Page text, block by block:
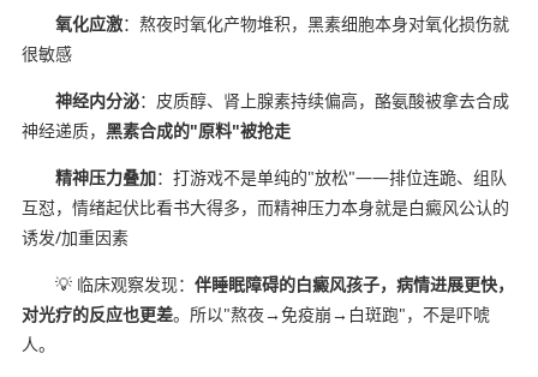
氧化应激：熬夜时氧化产物堆积，黑素细胞本身对氧化损伤就
很敏感
神经内分泌：皮质醇、肾上腺素持续偏高，酪氨酸被拿去合成
神经递质， 黑素合成的"原料"被抢走
精神压力叠加：打游戏不是单纯的"放松"——排位连跪、组队
互怼，情绪起伏比看书大得多，而精神压力本身就是白癜风公认的
诱发/加重因素
💡 临床观察发现： 伴睡眠障碍的白癜风孩子，病情进展更快，
对光疗的反应也更差。所以"熬夜→免疫崩→白斑跑"，不是吓唬
人。